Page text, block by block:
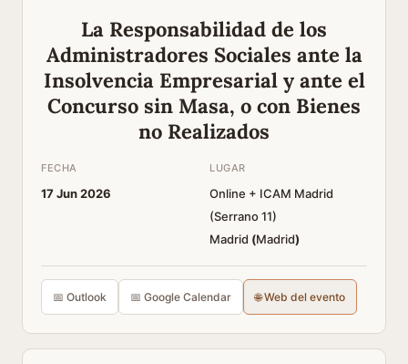
La Responsabilidad de los
Administradores Sociales ante la
Insolvencia Empresarial y ante el
Concurso sin Masa, o con Bienes
no Realizados
FECHA
17 Jun 2026
LUGAR
Online + ICAM Madrid
(Serrano 11)
Madrid (Madrid)
📅 Outlook 📅 Google Calendar 🌐 Web del evento